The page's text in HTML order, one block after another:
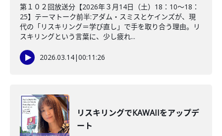
第１０２回放送分【2026年３月14日（土）18：10～18：
25】テーマトーク前半:アダム・スミスとケインズが、現
代の「リスキリング＝学び直し」で手を取り合う理由。リ
スキリングという言葉に、少し疲れ...
2026.03.14|00:11:26
リスキリングでKAWAIIをアップデ
ート